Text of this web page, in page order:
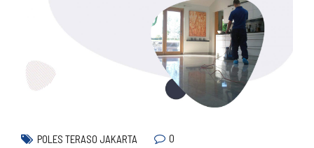
POLES TERASO JAKARTA 0